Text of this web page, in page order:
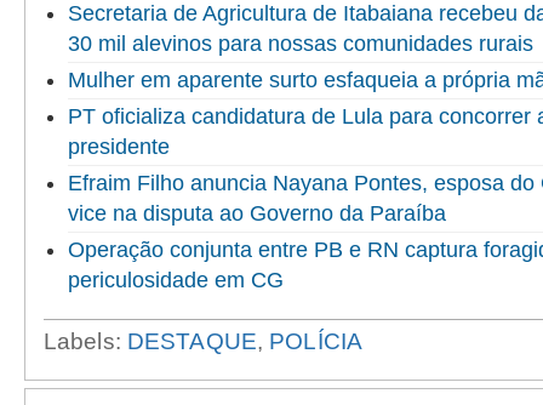
Secretaria de Agricultura de Itabaiana recebeu
30 mil alevinos para nossas comunidades rurais
Mulher em aparente surto esfaqueia a própria
PT oficializa candidatura de Lula para concorrer
presidente
Efraim Filho anuncia Nayana Pontes, esposa
vice na disputa ao Governo da Paraíba
Operação conjunta entre PB e RN captura
periculosidade em CG
Labels: DESTAQUE, POLÍCIA